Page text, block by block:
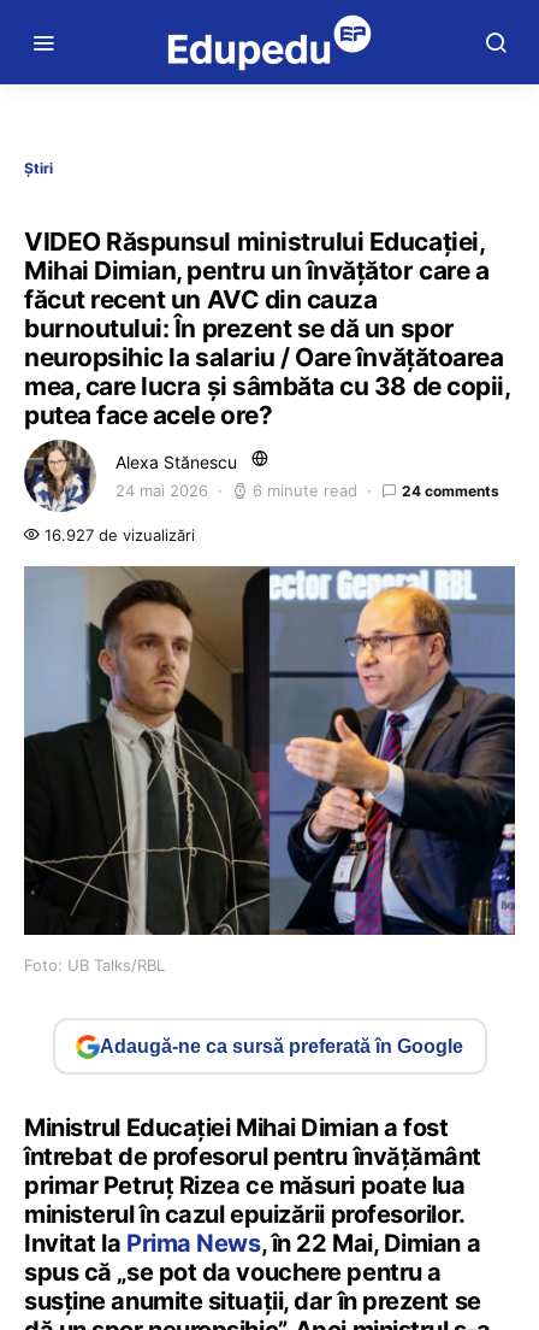
Știri
VIDEO Răspunsul ministrului Educației,
Mihai Dimian, pentru un învățător care a
făcut recent un AVC din cauza
burnoutului: În prezent se dă un spor
neuropsihic la salariu / Oare învățătoarea
mea, care lucra și sâmbăta cu 38 de copii,
putea face acele ore?
Alexa Stănescu
24 mai 2026 6 minute read 24 comments
16.927 de vizualizări
Foto: UB Talks/RBL
Adaugă-ne ca sursă preferată în Google
Ministrul Educației Mihai Dimian a fost
întrebat de profesorul pentru învățământ
primar Petruț Rizea ce măsuri poate lua
ministerul în cazul epuizării profesorilor.
Invitat la Prima News, în 22 Mai, Dimian a
spus că „se pot da vouchere pentru a
susține anumite situații, dar în prezent se